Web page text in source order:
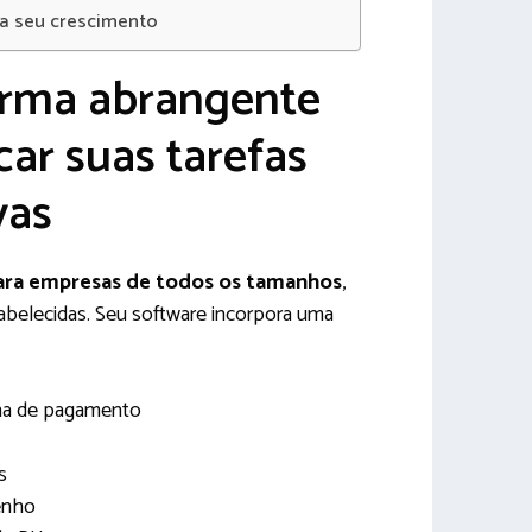
seu crescimento
abrangente
suas tarefas
empresas de todos os tamanhos,
Seu software incorpora uma
de pagamento